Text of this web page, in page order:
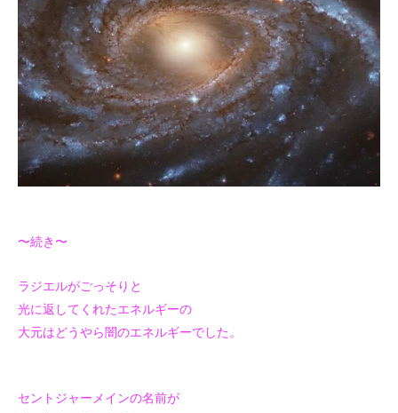
〜続き〜
ラジエルがごっそりと
光に返してくれたエネルギーの
大元はどうやら闇のエネルギーでした。
セントジャーメインの名前が